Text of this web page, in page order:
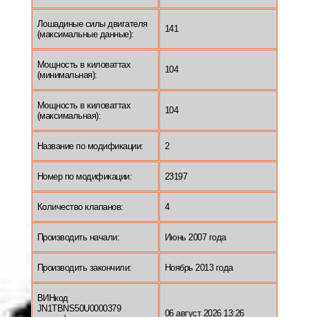
Лошадиные силы двигателя
(максимальные данные):
141
Мощность в киловаттах
(минимальная):
104
Мощность в киловаттах
(максимальная):
104
Название по модификации: 2
Номер по модификации: 23197
Количество клапанов: 4
Производить начали: Июнь 2007 года
Производить закончили: Ноябрь 2013 года
ВИНкод
JN1TBNS50U0000379
06 август 2026 13:26